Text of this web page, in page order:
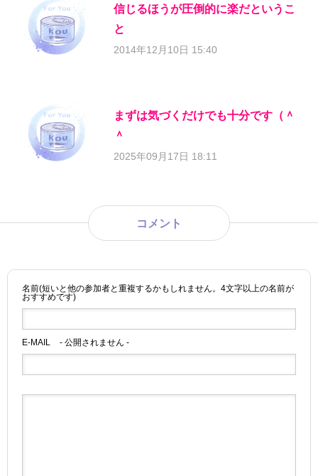
信じるほうが圧倒的に楽だというこ
と
2014年12月10日 15:40
まずは気づくだけでも十分です（＾
＾
2025年09月17日 18:11
コメント
名前(短いと他の参加者と重複するかもしれません。4文字以上の名前が
おすすめです)
E-MAIL - 公開されません -